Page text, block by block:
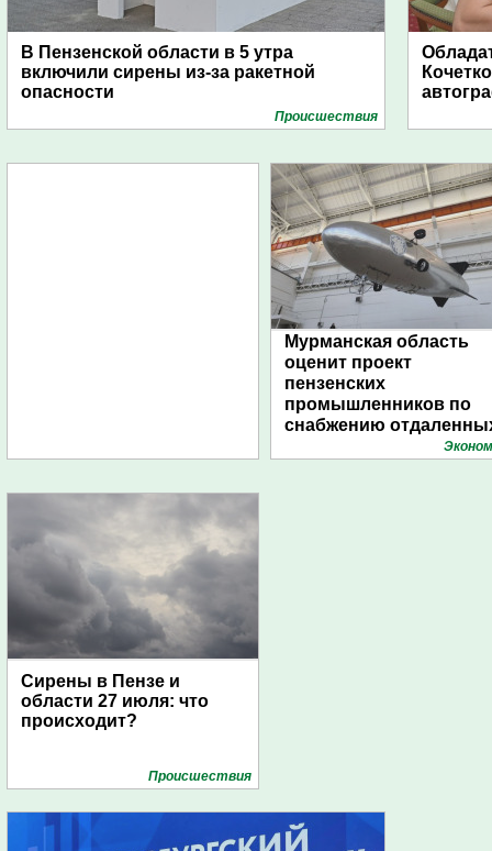
В Пензенской области в 5 утра
включили сирены из-за ракетной
опасности
Проиcшествия
Мурманская область
оценит проект
пензенских
промышленников по
снабжению
поселений с помощью
Сирены в Пензе и
области 27 июля: что
происходит?
Проиcшествия